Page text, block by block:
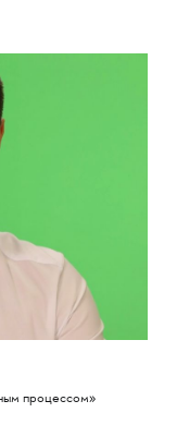
процессом»